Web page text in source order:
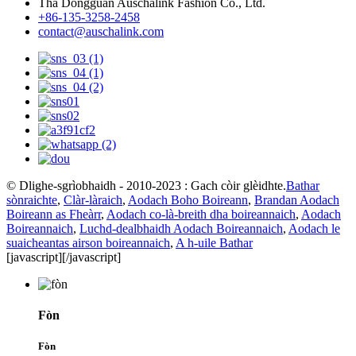
+86-135-3258-2458
contact@auschalink.com
© Dlighe-sgrìobhaidh - 2010-2023 : Gach còir glèidhte.Bathar
sònraichte, Clàr-làraich, Aodach Boho Boireann, Brandan Aodach
Boireann as Fheàrr, Aodach co-là-breith dha boireannaich, Aodach
Boireannaich, Luchd-dealbhaidh Aodach Boireannaich, Aodach le
suaicheantas airson boireannaich, A h-uile Bathar
[javascript][/javascript]
Fòn
Fòn